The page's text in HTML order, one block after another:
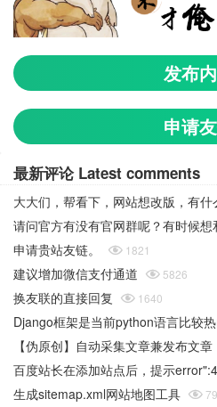
发布
申请
最新评论 Latest comments
大大们，帮看下，网站想改版，有
申请贵站友链。  1821
建议增加微信支付通道  5826
换友联的直接回复  1640
Django框架是当前python语言比较
生成sitemap.xml网站地图工具 